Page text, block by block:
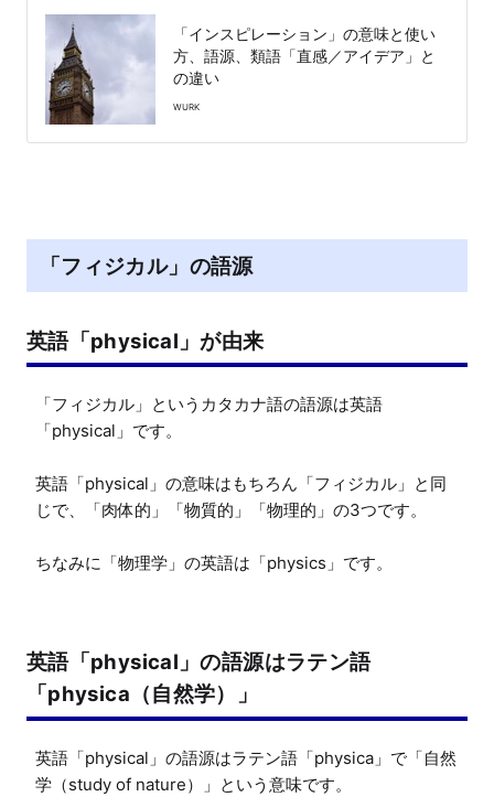
「インスピレーション」の意味と使い
方、語源、類語「直感／アイデア」と
の違い
WURK
「フィジカル」の語源
英語「physical」が由来
「フィジカル」というカタカナ語の語源は英語
「physical」です。
英語「physical」の意味はもちろん「フィジカル」と同
じで、「肉体的」「物質的」「物理的」の3つです。
ちなみに「物理学」の英語は「physics」です。
英語「physical」の語源はラテン語
「physica（自然学）」
英語「physical」の語源はラテン語「physica」で「自然
学（study of nature）」という意味です。